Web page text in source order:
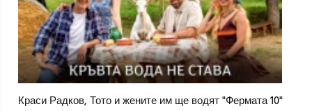
Краси Радков, Тото и жените им ще водят "Фермата 10"